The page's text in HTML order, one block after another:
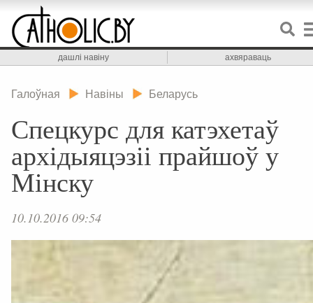
дашлі навіну ахвяраваць
Галоўная Навіны Беларусь
Спецкурс для катэхетаў
архідыяцэзіі прайшоў у
Мінску
10.10.2016 09:54